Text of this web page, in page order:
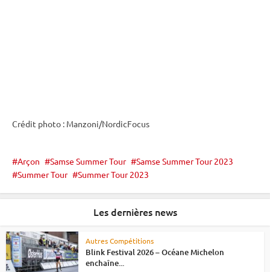
Crédit photo : Manzoni/NordicFocus
Arçon Samse Summer Tour
Samse Summer Tour 2023
Summer Tour
Summer Tour 2023
Les dernières news
Autres Compétitions
Blink Festival 2026 – Océane Michelon
enchaîne...